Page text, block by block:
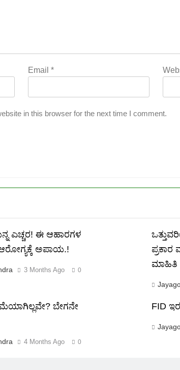
Email*
in this browser for the next time I comment.
ಎಚ್ಚರ! ಈ ಆಹಾರಗಳ
ಅಪಾಯ.!
3 Months Ago 0
ಮಾಹಿತಿ
ಬೇಗನೇ
4 Months Ago 0
FID